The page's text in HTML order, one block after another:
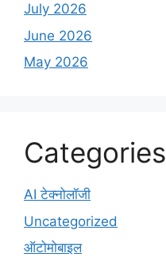
July 2026
June 2026
May 2026
Categories
AI टेक्नोलॉजी
Uncategorized
ऑटोमोबाइल